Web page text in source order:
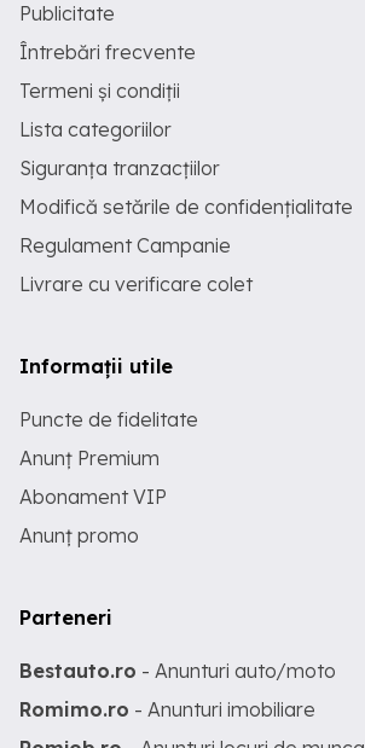
Publicitate
Întrebări frecvente
Termeni și condiții
Lista categoriilor
Siguranța tranzacțiilor
Modifică setările de confidențialitate
Regulament Campanie
Livrare cu verificare colet
Informații utile
Puncte de fidelitate
Anunț Premium
Abonament VIP
Anunț promo
Parteneri
Bestauto.ro - Anunturi auto/moto
Romimo.ro - Anunturi imobiliare